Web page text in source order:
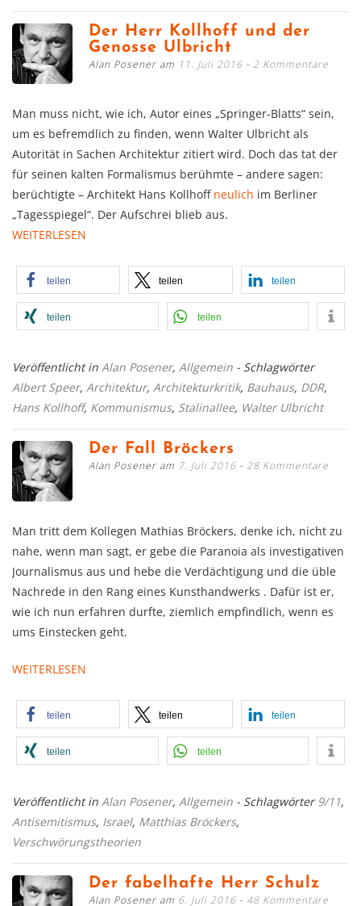
Der Herr Kollhoff und der
Genosse Ulbricht
Alan Posener am 11. Juli 2016 2 Kommentare
Man muss nicht, wie ich, Autor eines „Springer-Blatts“ sein,
um es befremdlich zu finden, wenn Walter Ulbricht als
Autorität in Sachen Architektur zitiert wird. Doch das tat der
für seinen kalten Formalismus berühmte – andere sagen:
berüchtigte – Architekt Hans Kollhoff neulich im Berliner
„Tagesspiegel“. Der Aufschrei blieb aus.
WEITERLESEN
teilen teilen teilen
teilen teilen
Veröffentlicht in Alan Posener, Allgemein - Schlagwörter
Albert Speer, Architektur, Architekturkritik, Bauhaus, DDR,
Hans Kollhoff, Kommunismus, Stalinallee, Walter Ulbricht
Der Fall Bröckers
Alan Posener am 7. Juli 2016 28 Kommentare
Man tritt dem Kollegen Mathias Bröckers, denke ich, nicht zu
nahe, wenn man sagt, er gebe die Paranoia als investigativen
Journalismus aus und hebe die Verdächtigung und die üble
Nachrede in den Rang eines Kunsthandwerks . Dafür ist er,
wie ich nun erfahren durfte, ziemlich empfindlich, wenn es
ums Einstecken geht.
WEITERLESEN
teilen teilen teilen
teilen teilen
Veröffentlicht in Alan Posener, Allgemein - Schlagwörter9/11,
Antisemitismus, Israel, Matthias Bröckers,
Verschwörungstheorien
Der fabelhafte Herr Schulz
Alan Posener am 6. Juli 2016 48 Kommentare